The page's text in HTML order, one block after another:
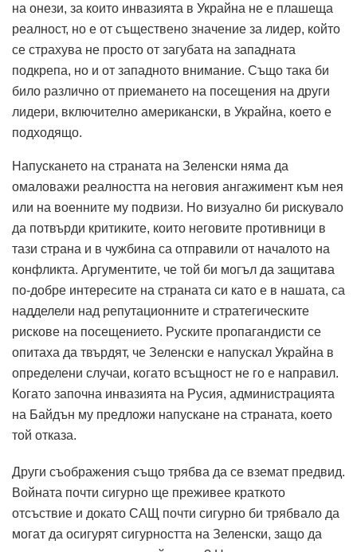
на онези, за които инвазията в Украйна не е плашеща
реалност, но е от съществено значение за лидер, който
се страхува не просто от загубата на западната
подкрепа, но и от западното внимание. Също така би
било различно от приемането на посещения на други
лидери, включително американски, в Украйна, което е
подходящо.
Напускането на страната на Зеленски няма да
омаловажи реалността на неговия ангажимент към нея
или на военните му подвизи. Но визуално би рискувало
да потвърди критиките, които неговите противници в
тази страна и в чужбина са отправили от началото на
конфликта. Аргументите, че той би могъл да защитава
по-добре интересите на страната си като е в нашата, са
надделели над репутационните и стратегическите
рискове на посещението. Руските пропагандисти се
опитаха да твърдят, че Зеленски е напускал Украйна в
определени случаи, когато всъщност не го е направил.
Когато започна инвазията на Русия, администрацията
на Байдън му предложи напускане на страната, което
той отказа.
Други съображения също трябва да се вземат предвид.
Войната почти сигурно ще преживее краткото
отсъствие и докато САЩ почти сигурно би трябвало да
могат да осигурят сигурността на Зеленски, защо да